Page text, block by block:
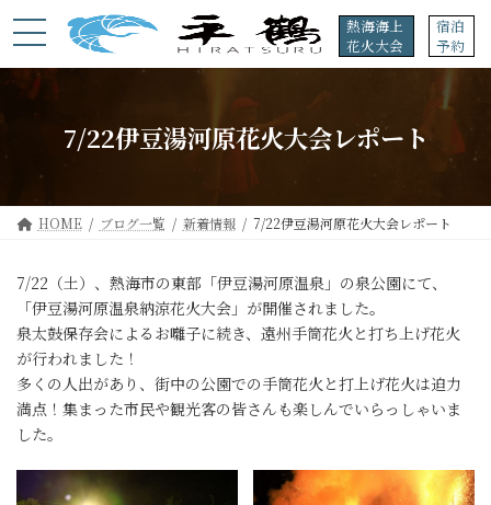
ン
キ
プ
ビ
に
動
熱海海上
花火大会
宿泊
予約
7/22伊豆湯河原花火大会レポート
HOME ブログ一覧 新着情報 7/22伊豆湯河原花火大会レポート
7/22（土）、熱海市の東部「伊豆湯河原温泉」の泉公園にて、
「伊豆湯河原温泉納涼花火大会」が開催されました。
泉太鼓保存会によるお囃子に続き、遠州手筒花火と打ち上げ花火
が行われました！
多くの人出があり、街中の公園での手筒花火と打上げ花火は迫力
満点！集まった市民や観光客の皆さんも楽しんでいらっしゃいま
した。